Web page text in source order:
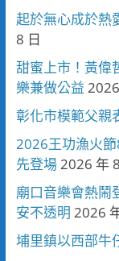
起於無心成於
8 日
甜蜜上市！黃偉
樂兼做公益
彰化市模範父親
2026王功漁火
先登場2026 年
廟口音樂會熱鬧
安不透明 2026
埔里鎮以西部